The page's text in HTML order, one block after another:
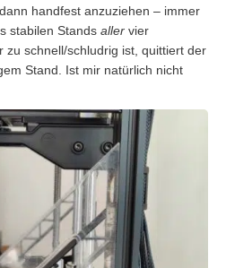
handfest anzuziehen – immer
stabilen Stands aller vier
zu schnell/schludrig ist, quittiert der
Stand. Ist mir natürlich nicht